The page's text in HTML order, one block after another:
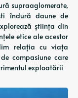
supraaglomerate,
îndură daune de
știința din
etice ale acestor
relația cu viața
compasiune care
exploatării